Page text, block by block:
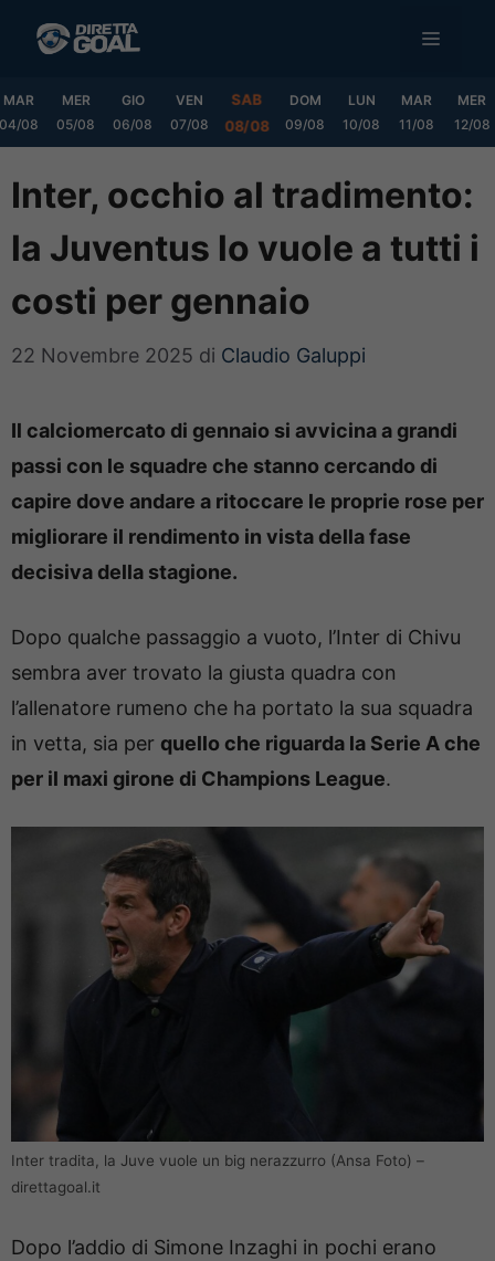
MENU
MAR
04/08
MER
05/08
GIO
06/08
VEN
07/08
SAB
08/08
DOM
09/08
LUN
10/08
MAR
11/08
MER
12/08
Inter, occhio al tradimento:
la Juventus lo vuole a tutti i
costi per gennaio
22 Novembre 2025 di Claudio Galuppi
Il calciomercato di gennaio si avvicina a grandi
passi con le squadre che stanno cercando di
capire dove andare a ritoccare le proprie rose per
migliorare il rendimento in vista della fase
decisiva della stagione.
Dopo qualche passaggio a vuoto, l’Inter di Chivu
sembra aver trovato la giusta quadra con
l’allenatore rumeno che ha portato la sua squadra
in vetta, sia per quello che riguarda la Serie A che
per il maxi girone di Champions League.
Inter tradita, la Juve vuole un big nerazzurro (Ansa Foto) –
direttagoal.it
Dopo l’addio di Simone Inzaghi in pochi erano